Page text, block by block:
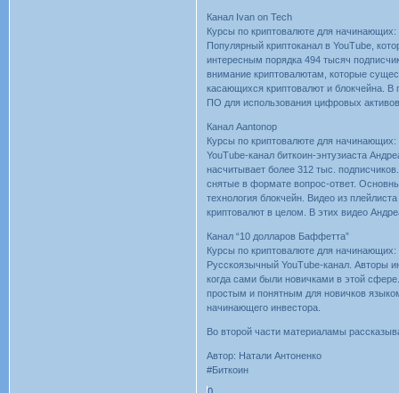
Канал Ivan on Tech
Курсы по криптовалюте для начинающих:
Популярный криптоканал в YouTube,
интересным порядка 494 тысяч
внимание криптовалютам, которые
касающихся криптовалют и блокчейна. В
ПО для использования цифровых
Канал Aantonop
Курсы по криптовалюте для начинающих:
YouTube-канал биткоин-энтузиаста
насчитывает более 312 тыс.
снятые в формате вопрос-ответ.
технология блокчейн. Видео из
криптовалют в целом. В этих видео
Канал “10 долларов Баффетта”
Курсы по криптовалюте для начинающих:
Русскоязычный YouTube-канал. Авторы
когда сами были новичками в этой
простым и понятным для новичков
начинающего инвестора.
Во второй части материаламы
Автор: Натали Антоненко
#Биткоин